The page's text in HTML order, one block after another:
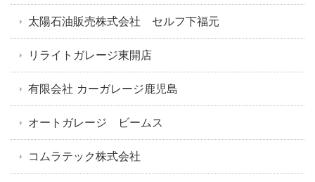
太陽石油販売株式会社 セルフ下福元
リライトガレージ東開店
有限会社 カーガレージ鹿児島
オートガレージ ビームス
コムラテック株式会社